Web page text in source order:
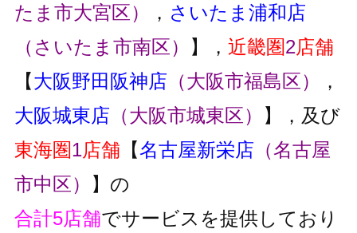
たま市大宮区）
， さいたま浦和店
（さいたま市南区）
】， 近畿圏2店舗
【大阪野田阪神店 （大阪市福島区）
，
大阪城東店 （大阪市城東区）
】，及び
東海圏1店舗 【名古屋新栄店 （名古屋
市中区）
】の
合計5店舗でサービスを提供しており